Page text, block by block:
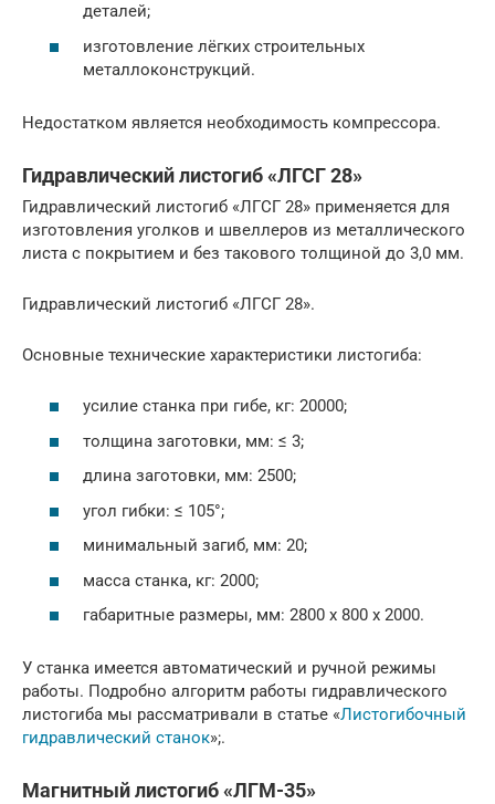
деталей;
изготовление лёгких строительных
металлоконструкций.
Недостатком является необходимость компрессора.
Гидравлический листогиб «ЛГСГ 28»
Гидравлический листогиб «ЛГСГ 28» применяется для
изготовления уголков и швеллеров из металлического
листа с покрытием и без такового толщиной до 3,0 мм.
Гидравлический листогиб «ЛГСГ 28».
Основные технические характеристики листогиба:
усилие станка при гибе, кг: 20000;
толщина заготовки, мм: ≤ 3;
длина заготовки, мм: 2500;
угол гибки: ≤ 105°;
минимальный загиб, мм: 20;
масса станка, кг: 2000;
габаритные размеры, мм: 2800 х 800 х 2000.
У станка имеется автоматический и ручной режимы
работы. Подробно алгоритм работы гидравлического
листогиба мы рассматривали в статье «Листогибочный
гидравлический станок»;.
Магнитный листогиб «ЛГМ-35»